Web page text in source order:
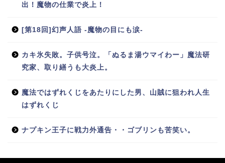
出！魔物の仕業で炎上！
[第18回]幻声人語 -魔物の目にも涙-
カキ氷失敗。子供号泣。「ぬるま湯ウマイわー」魔法研
究家、取り繕うも大炎上。
魔法ではずれくじをあたりにした男、山賊に狙われ人生
はずれくじ
ナプキン王子に戦力外通告・・ゴブリンも苦笑い。